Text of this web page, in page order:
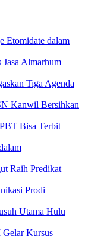
Etomidate dalam
Jasa Almarhum
Tiga Agenda
Kanwil Bersihkan
Bisa Terbit
Raih Predikat
Prodi
Utama Hulu
Gelar Kursus